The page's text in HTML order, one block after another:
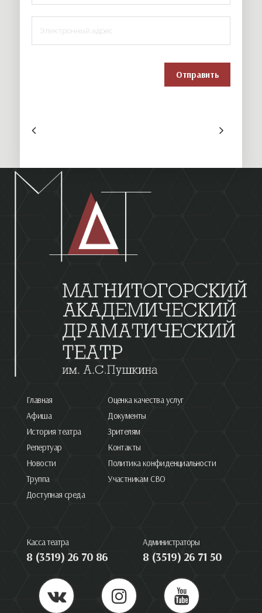
Главная
Афиша
История театра
Репертуар
Новости
Труппа
Доступная среда
Оценка качества услуг
Документы
Зрителям
Контакты
Политика конфиденциальности
Участникам СВО
Касса театра
8 (3519) 26 70 86
Администраторы
8 (3519) 26 71 50